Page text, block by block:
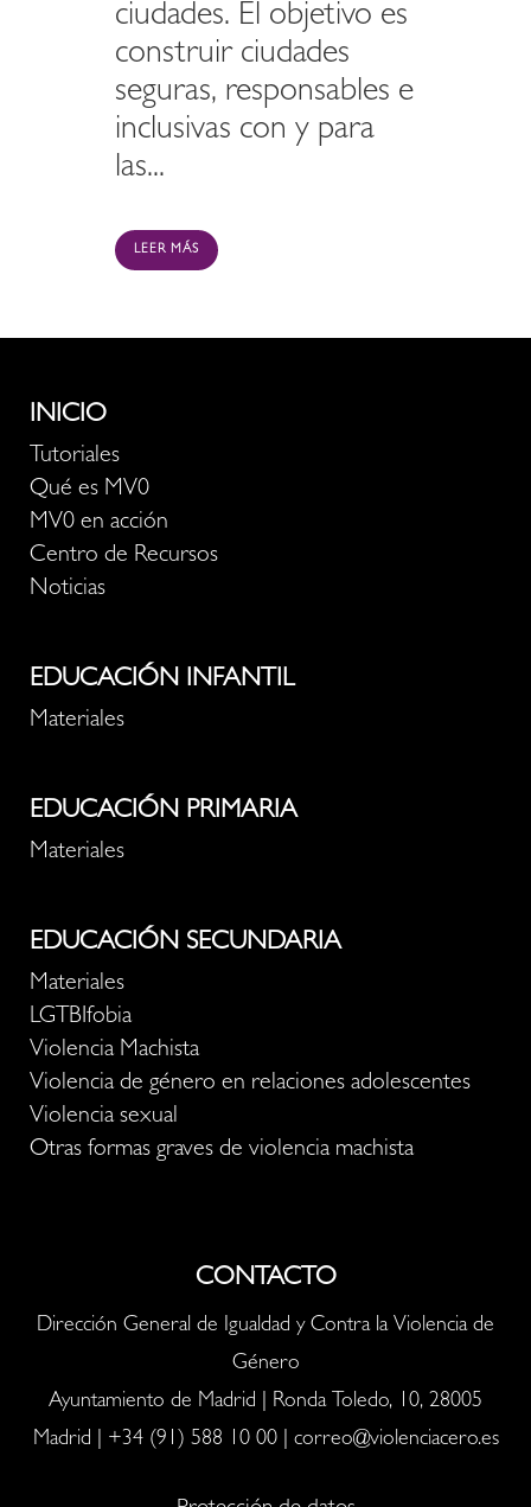
ciudades. El objetivo es
construir ciudades
seguras, responsables e
inclusivas con y para
las...
LEER MÁS
INICIO
Tutoriales
Qué es MV0
MV0 en acción
Centro de Recursos
Noticias
EDUCACIÓN INFANTIL
Materiales
EDUCACIÓN PRIMARIA
Materiales
EDUCACIÓN SECUNDARIA
Materiales
LGTBIfobia
Violencia Machista
Violencia de género en relaciones adolescentes
Violencia sexual
Otras formas graves de violencia machista
CONTACTO
Dirección General de Igualdad y Contra la Violencia de
Género
Ayuntamiento de Madrid | Ronda Toledo, 10, 28005
Madrid | +34 (91) 588 10 00| correo@violenciacero.es